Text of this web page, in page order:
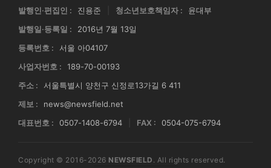
발행인·편집인 :
진용준 청소년보호책임자 :
윤대부
발행일·등록일 :
2016년 7월 13일
등록번호 :
서울 아04107
사업자번호 :
189-70-00193
주소 :
서울특별시 양천구 신정로13가길 6 411
제보 :
news@newsfield.net
대표번호 :
0507-1408-6794 FAX : 0504-075-6794
Copyright © 2016-2026 NEWSFIELD . All rights reserved.